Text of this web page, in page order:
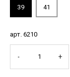
39 41
арт. 6210
- +